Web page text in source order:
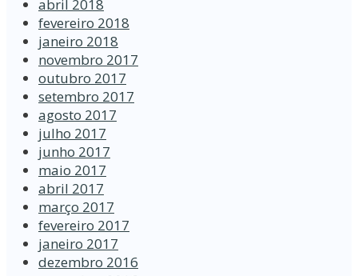
abril 2018
fevereiro 2018
janeiro 2018
novembro 2017
outubro 2017
setembro 2017
agosto 2017
julho 2017
junho 2017
maio 2017
abril 2017
março 2017
fevereiro 2017
janeiro 2017
dezembro 2016